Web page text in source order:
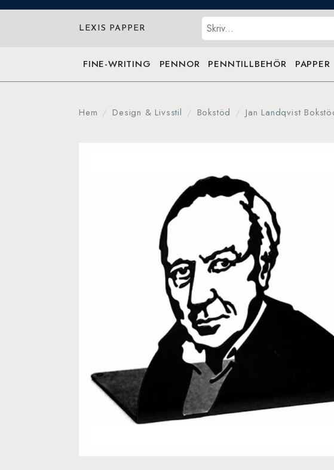
LEXIS PAPPER Sök
FINE-WRITING PENNOR PENNTILLBEHÖR PAPPER
Hem Design & Livsstil Bokstöd Jan Landqvist